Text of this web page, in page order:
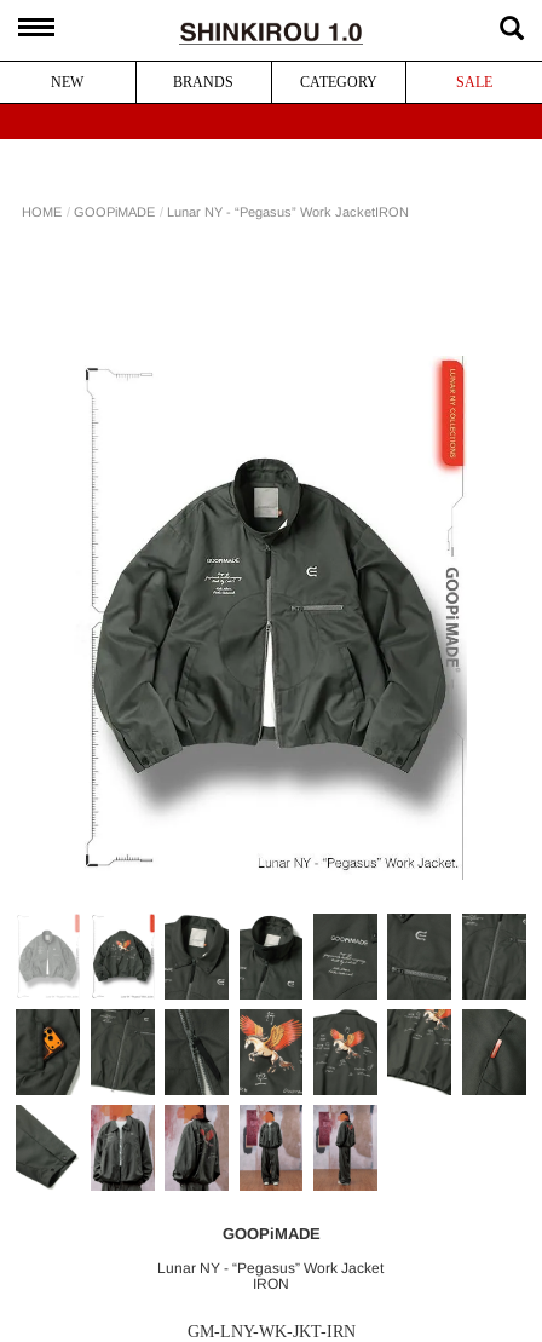
NEW BRANDS CATEGORY SALE
HOME GOOPiMADE Lunar NY - “Pegasus” Work JacketIRON
GOOPiMADE
Lunar NY - “Pegasus” Work Jacket
IRON
GM-LNY-WK-JKT-IRN